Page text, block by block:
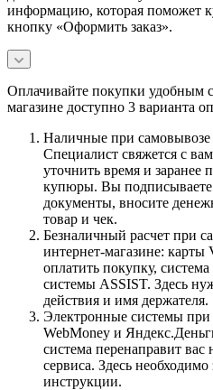
информацию, которая поможет
кнопку «Оформить заказ».
Оплачивайте покупки удобным
магазине доступно 3 варианта
Наличные при самовывозе
Специалист свяжется с
уточнить время и заранее
купюры. Вы подписываете
документы, вносите
товар и чек.
Безналичный расчет при
интернет-магазине:
оплатить покупку,
системы ASSIST. Здесь
действия и имя держателя.
Электронные системы при
WebMoney и
система перенаправит
сервиса. Здесь
инструкции.